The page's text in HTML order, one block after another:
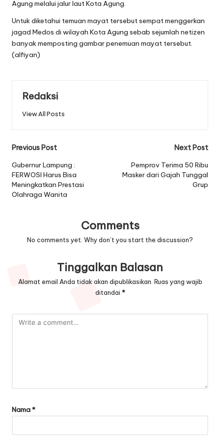
Agung melalui jalur laut Kota Agung.
Untuk diketahui temuan mayat tersebut sempat menggerkan
jagad Medos di wilayah Kota Agung sebab sejumlah netizen
banyak memposting gambar penemuan mayat tersebut.
(alfiyan)
Redaksi
View All Posts
Post
navigation
Previous Post
Gubernur Lampung :
FERWOSI Harus Bisa
Meningkatkan Prestasi
Olahraga Wanita
Next Post
Pemprov Terima 50 Ribu
Masker dari Gajah Tunggal
Grup
Comments
No comments yet. Why don’t you start the discussion?
Tinggalkan Balasan
Alamat email Anda tidak akan dipublikasikan. Ruas yang wajib
ditandai *
Nama*